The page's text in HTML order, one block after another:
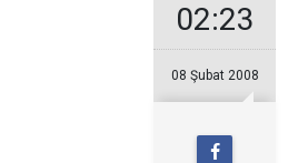
02:23
08 Şubat 2008